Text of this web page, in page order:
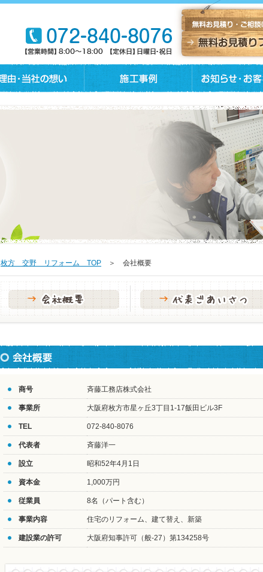
枚方 交野 リフォーム TOP ＞ 会社概要
商号 斉藤工務店株式会社
事業所 大阪府枚方市星ヶ丘3丁目1-17飯田ビル3F
TEL 072-840-8076
代表者 斉藤洋一
設立 昭和52年4月1日
資本金 1,000万円
従業員 8名（パート含む）
事業内容 住宅のリフォーム、建て替え、新築
建設業の許可 大阪府知事許可（般-27）第134258号